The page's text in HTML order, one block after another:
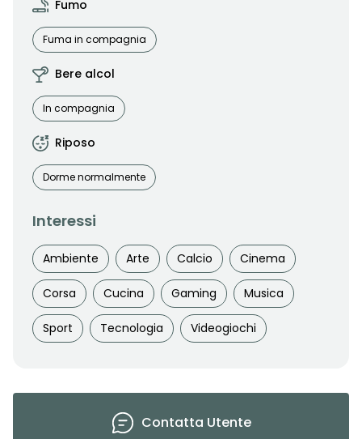
Fumo
Fuma in compagnia
Bere alcol
In compagnia
Riposo
Dorme normalmente
Interessi
Ambiente Arte Calcio Cinema
Corsa Cucina Gaming Musica
Sport Tecnologia Videogiochi
Contatta Utente